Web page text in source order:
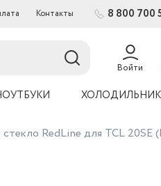
Контакты 8 800 700
Войти
RedLine для TCL 20SE